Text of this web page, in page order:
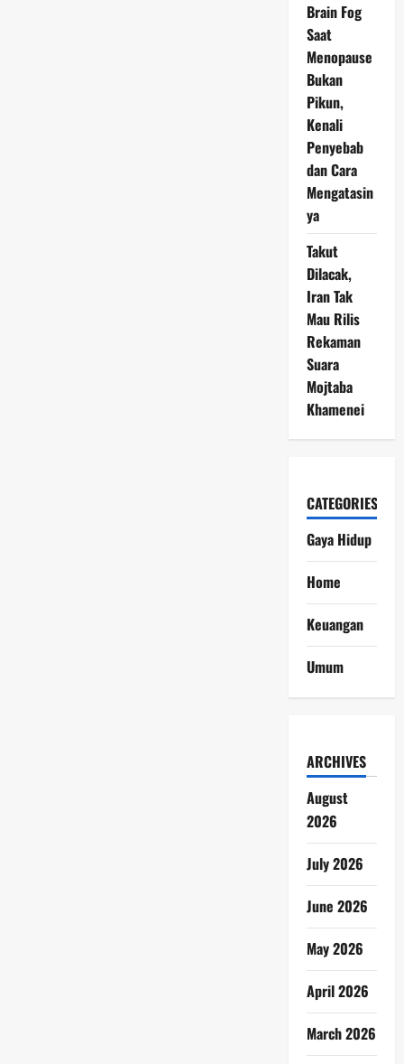
Brain Fog
Saat
Menopause
Bukan
Pikun,
Kenali
Penyebab
dan Cara
Mengatasin
ya
Takut
Dilacak,
Iran Tak
Mau Rilis
Rekaman
Suara
Mojtaba
Khamenei
CATEGORIES
Gaya Hidup
Home
Keuangan
Umum
ARCHIVES
August
2026
July 2026
June 2026
May 2026
April 2026
March 2026